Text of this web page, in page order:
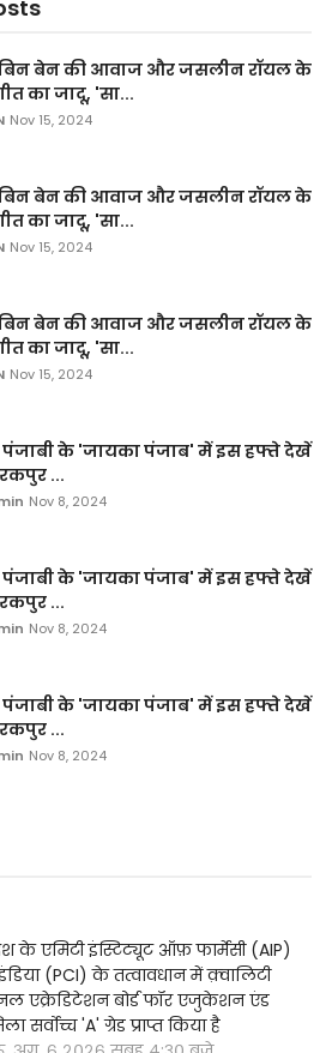
बेन की आवाज और जसलीन रॉयल के
का जादू, 'सा...
Nov 15, 2024
बेन की आवाज और जसलीन रॉयल के
का जादू, 'सा...
Nov 15, 2024
बेन की आवाज और जसलीन रॉयल के
का जादू, 'सा...
Nov 15, 2024
पंजाबी के 'जायका पंजाब' में इस हफ्ते देखें
...
Nov 8, 2024
पंजाबी के 'जायका पंजाब' में इस हफ्ते देखें
...
Nov 8, 2024
पंजाबी के 'जायका पंजाब' में इस हफ्ते देखें
...
Nov 8, 2024
के एमिटी इंस्टिट्यूट ऑफ़ फार्मेसी (AIP)
(PCI) के तत्वावधान में क़्वालिटी
एक्रेडिटेशन बोर्ड फॉर एजुकेशन एंड
सर्वोच्च 'A' ग्रेड प्राप्त किया है